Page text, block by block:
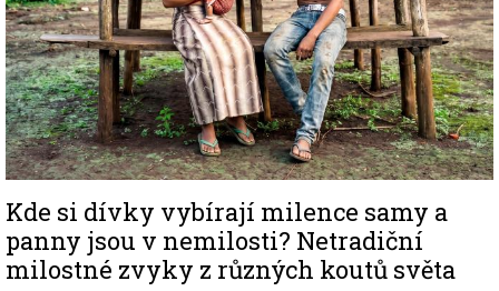
Kde si dívky vybírají milence samy a
panny jsou v nemilosti? Netradiční
milostné zvyky z různých koutů světa